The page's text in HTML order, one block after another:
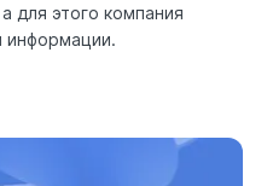
для этого компания
информации.